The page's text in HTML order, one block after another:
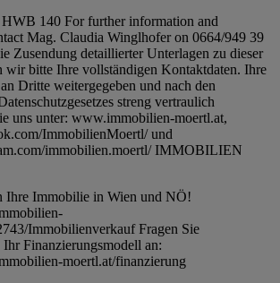
140 For further information and
Mag. Claudia Winglhofer on 0664/949 39
Zusendung detaillierter Unterlagen zu dieser
wir bitte Ihre vollständigen Kontaktdaten. Ihre
Dritte weitergegeben und nach den
streng vertraulich
uns unter: www.immobilien-moertl.at,
ImmobilienMoertl/ und
immobilien.moertl/ IMMOBILIEN
Ihre Immobilie in Wien und NÖ!
Immobilienverkauf Fragen Sie
Finanzierungsmodell an:
moertl.at/finanzierung